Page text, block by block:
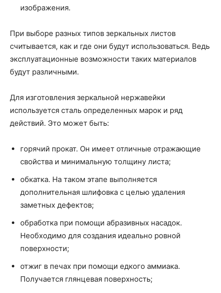
изображения.
При выборе разных типов зеркальных листов
считывается, как и где они будут использоваться. Ведь
эксплуатационные возможности таких материалов
будут различными.
Для изготовления зеркальной нержавейки
используется сталь определенных марок и ряд
действий. Это может быть:
горячий прокат. Он имеет отличные отражающие
свойства и минимальную толщину листа;
обкатка. На таком этапе выполняется
дополнительная шлифовка с целью удаления
заметных дефектов;
обработка при помощи абразивных насадок.
Необходимо для создания идеально ровной
поверхности;
отжиг в печах при помощи едкого аммиака.
Получается глянцевая поверхность;